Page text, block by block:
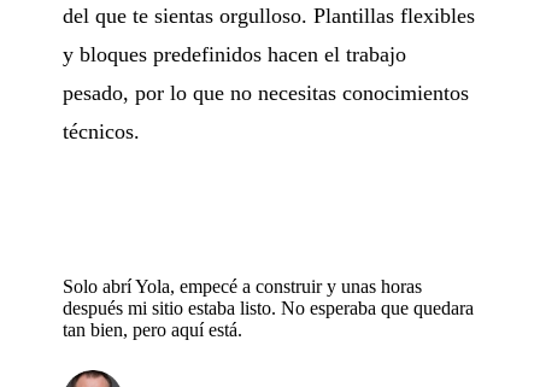
del que te sientas orgulloso. Plantillas flexibles
y bloques predefinidos hacen el trabajo
pesado, por lo que no necesitas conocimientos
técnicos.
Solo abrí Yola, empecé a construir y unas horas
después mi sitio estaba listo. No esperaba que quedara
tan bien, pero aquí está.